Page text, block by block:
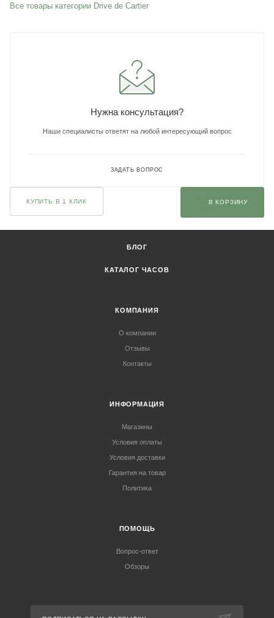
Все товары категории Drive de Cartier
Нужна консультация?
Наши специалисты ответят на любой интересующий вопрос
ЗАДАТЬ ВОПРОС
КУПИТЬ В 1 КЛИК В КОРЗИНУ
БЛОГ
КАТАЛОГ ЧАСОВ
КОМПАНИЯ
О компании
Отзывы
Контакты
ИНФОРМАЦИЯ
Магазины
Условия оплаты
Условия доставки
Гарантия на товар
Политика
ПОМОЩЬ
Вопрос-ответ
Обзоры